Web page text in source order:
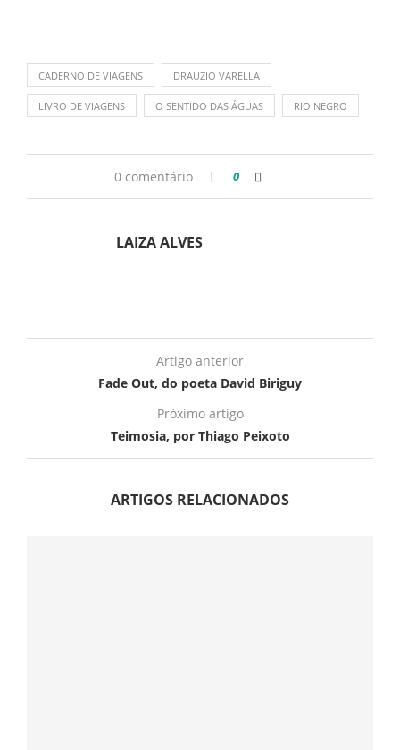
CADERNO DE VIAGENS DRAUZIO VARELLA
LIVRO DE VIAGENS O SENTIDO DAS ÁGUAS RIO NEGRO
0 comentário 0
LAIZA ALVES
Artigo anterior
Fade Out, do poeta David Biriguy
Próximo artigo
Teimosia, por Thiago Peixoto
ARTIGOS RELACIONADOS